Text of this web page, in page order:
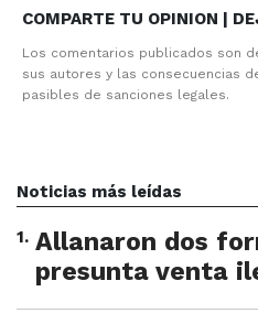
COMPARTE TU OPINION |
Los comentarios publicados son
sus autores y las consecuencias
pasibles de sanciones legales.
Noticias más leídas
1. Allanaron dos
presunta venta